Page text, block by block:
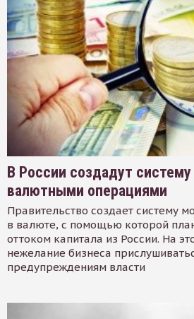
В России создадут систему
валютными операциями
Правительство создает систему
в валюте, с помощью которой
оттоком капитала из России. На
нежелание бизнеса
предупреждениям власти